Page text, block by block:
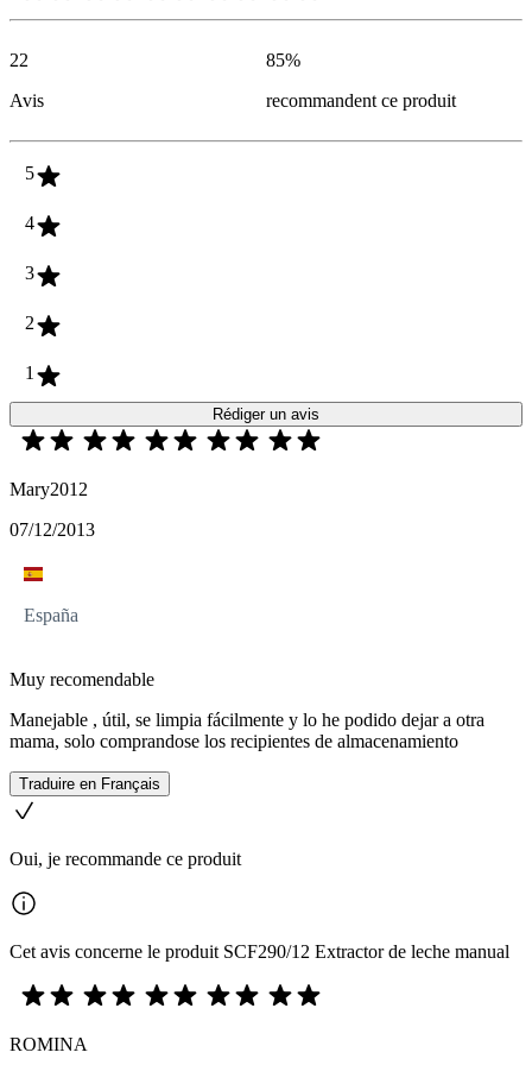
22
Avis
85%
recommandent ce produit
5
4
3
2
1
Rédiger un avis
Mary2012
07/12/2013
España
Muy recomendable
Manejable , útil, se limpia fácilmente y lo he podido dejar a otra
mama, solo comprandose los recipientes de almacenamiento
Traduire en Français
Oui, je recommande ce produit
Cet avis concerne le produit SCF290/12 Extractor de leche manual
ROMINA